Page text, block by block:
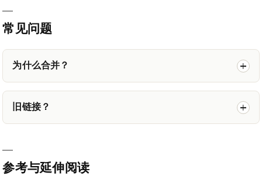
常见问题
为什么合并？
旧链接？
参考与延伸阅读